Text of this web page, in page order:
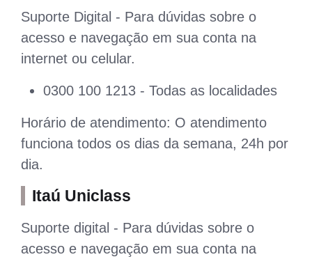
Suporte Digital - Para dúvidas sobre o
acesso e navegação em sua conta na
internet ou celular.
0300 100 1213 - Todas as localidades
Horário de atendimento: O atendimento
funciona todos os dias da semana, 24h por
dia.
Itaú Uniclass
Suporte digital - Para dúvidas sobre o
acesso e navegação em sua conta na